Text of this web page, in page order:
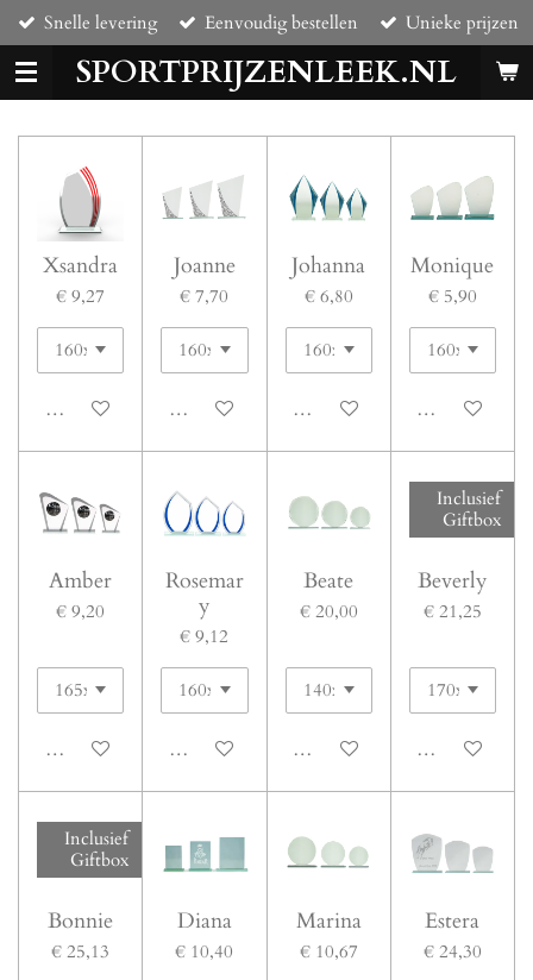
Ga
direct
naar
de
SPORTPRIJZENLEEK.NL
Snelle levering Eenvoudig bestellen Unieke prijzen
Xsandra
€ 9,27
Bekijk details
Joanne
€ 7,70
Bekijk details
Johanna
€ 6,80
Bekijk details
Monique
€ 5,90
Bekijk details
Amber
€ 9,20
Bekijk details
Rosemar
y
€ 9,12
Bekijk details
Beate
€ 20,00
Bekijk details
Inclusief
Giftbox
Beverly
€ 21,25
Bekijk details
Inclusief
Giftbox
Bonnie
€ 25,13
Diana
€ 10,40
Marina
€ 10,67
Estera
€ 24,30